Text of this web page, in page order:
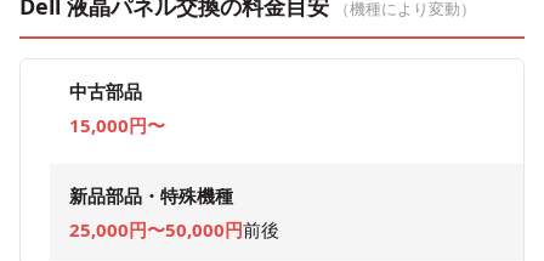
Dell 液晶パネル交換の料金目安 （機種により変動）
中古部品
15,000円〜
新品部品・特殊機種
25,000円〜50,000円前後